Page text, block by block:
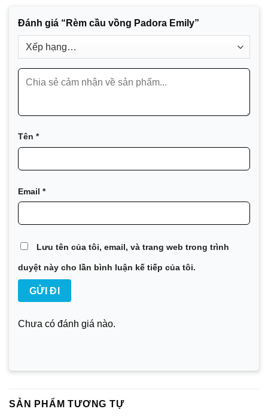
Đánh giá “Rèm cầu vồng Padora Emily”
Tên *
Email *
Lưu tên của tôi, email, và trang web trong trình
duyệt này cho lần bình luận kế tiếp của tôi.
Chưa có đánh giá nào.
SẢN PHẨM TƯƠNG TỰ